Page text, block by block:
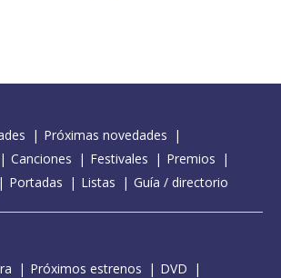
Próximas novedades
Canciones Festivales
Premios
Portadas Listas Guía / directorio
Próximos estrenos
DVD